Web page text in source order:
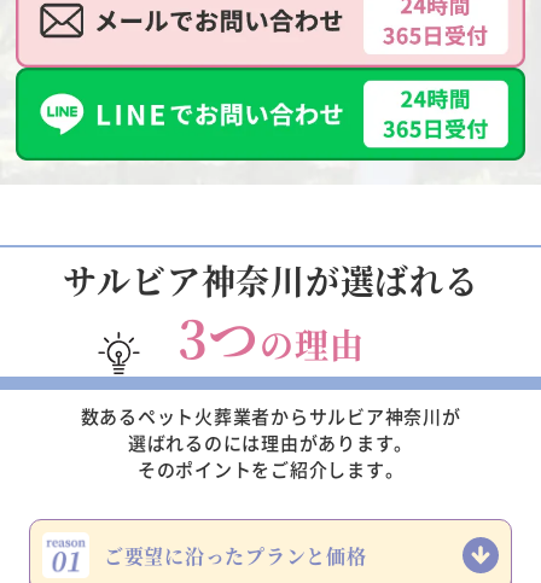
サルビア神奈川が選ばれる
3つの理由
数あるペット火葬業者からサルビア神奈川が
選ばれるのには理由があります。
そのポイントをご紹介します。
ご要望に沿ったプランと価格